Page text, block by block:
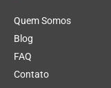
Quem Somos
Blog
FAQ
Contato